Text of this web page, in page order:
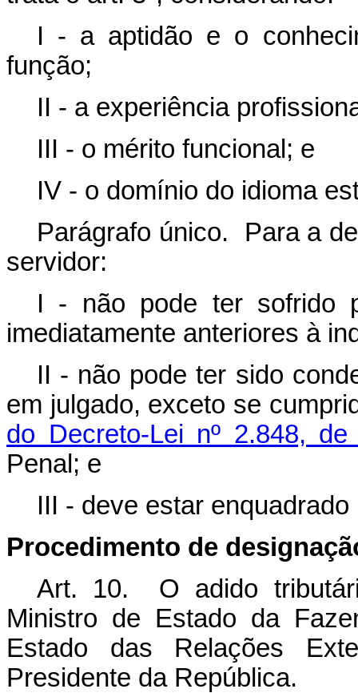
I - a aptidão e o
função;
II - a experiência
III - o mérito funcional; e
IV - o domínio do idioma
Parágrafo único. Para a
servidor:
I - não pode ter sofrido
imediatamente anteriores à
II - não pode ter sido
em julgado, exceto se
do Decreto-Lei nº 2.848,
Penal; e
III - deve estar
Procedimento de
Art. 10. O adido
Ministro de Estado da
Estado das Relações
Presidente da República.